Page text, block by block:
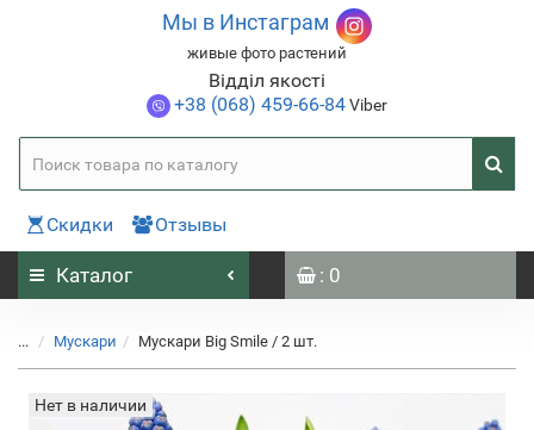
Мы в Инстаграм
живые фото растений
Відділ якості
+38 (068) 459-66-84Viber
Скидки Отзывы
Каталог : 0
... Мускари Мускари Big Smile / 2 шт.
Нет в наличии